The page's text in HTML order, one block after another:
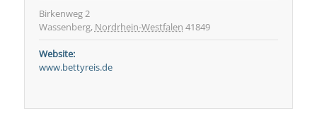
Birkenweg 2
Wassenberg, Nordrhein-Westfalen 41849
Website:
www.bettyreis.de